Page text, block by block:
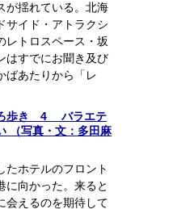
が揺れている。北海
サイド・アトラクシ
レトロスペース・坂
はすでにお聞き及び
ばあたりから「レ
歩き 4 バラエテ
（写真・文：多田麻
たホテルのフロント
に向かった。来ると
会えるのを期待して